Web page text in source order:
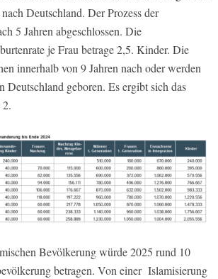
Deutschland. Der Prozess der
5 Jahren abgeschlossen. Die
je Frau betrage 2,5. Kinder. Die
innerhalb von 9 Jahren nach oder werden
Deutschland geboren. Es ergibt sich das
2.
Bevölkerung würde 2025 rund 10
betragen. Von einer Islamisierung